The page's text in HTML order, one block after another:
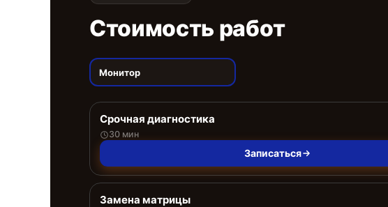
Стоимость работ
Монитор
Срочная диагностика
30 мин
Записаться
Замена матрицы